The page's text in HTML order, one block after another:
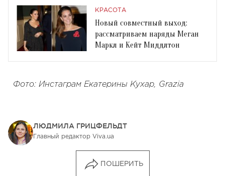
КРАСОТА
Новый совместный выход:
рассматриваем наряды Меган
Маркл и Кейт Миддлтон
Фото: Инстаграм Екатерины Кухар, Grazia
ЛЮДМИЛА ГРИЦФЕЛЬДТ
Главный редактор Viva.ua
ПОШЕРИТЬ